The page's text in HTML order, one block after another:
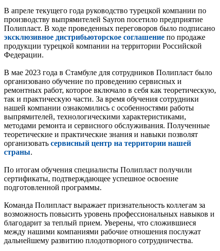
В апреле текущего года руководство турецкой компании по
производству выпрямителей Sayron посетило предприятие
Полипласт. В ходе проведенных переговоров было подписано
эксклюзивное дистрибьюторское соглашение по продаже
продукции турецкой компании на территории Российской
Федерации.
В мае 2023 года в Стамбуле для сотрудников Полипласт было
организовано обучение по проведению сервисных и
ремонтных работ, которое включало в себя как теоретическую,
так и практическую части. За время обучения сотрудники
нашей компании ознакомились с особенностями работы
выпрямителей, технологическими характеристиками,
методами ремонта и сервисного обслуживания. Полученные
теоретические и практические знания и навыки позволят
организовать сервисный центр на территории нашей
страны.
По итогам обучения специалисты Полипласт получили
сертификаты, подтверждающее успешное освоение
подготовленной программы.
Команда Полипласт выражает признательность коллегам за
возможность повысить уровень профессиональных навыков и
благодарит за теплый прием. Уверены, что сложившиеся
между нашими компаниями рабочие отношения послужат
дальнейшему развитию плодотворного сотрудничества.